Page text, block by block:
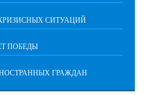
СИТУАЦИЙ
ПОБЕДЫ
ГРАЖДАН